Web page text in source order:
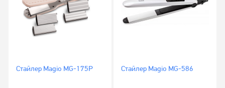
Стайлер Magio MG-175P Стайлер Magio MG-586